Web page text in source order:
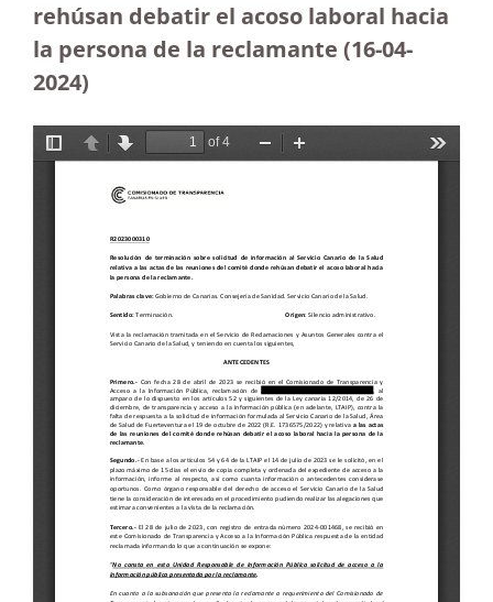
rehúsan debatir el acoso laboral hacia
la persona de la reclamante (16-04-
2024)